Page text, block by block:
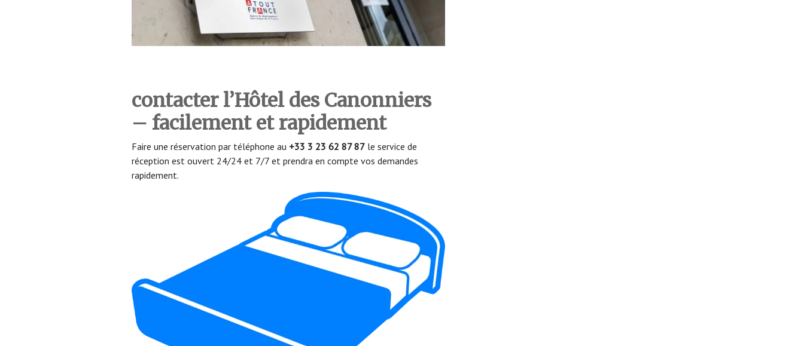
contacter l’Hôtel des Canonniers
– facilement et rapidement
Faire une réservation par téléphone au +33 3 23 62 87 87 le service de
réception est ouvert 24/24 et 7/7 et prendra en compte vos demandes
rapidement.